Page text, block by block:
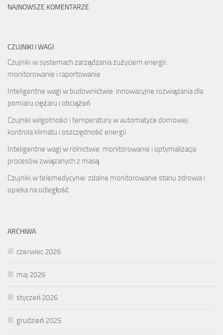
NAJNOWSZE KOMENTARZE
CZUJNIKI I WAGI
Czujniki w systemach zarządzania zużyciem energii:
monitorowanie i raportowanie
Inteligentne wagi w budownictwie: innowacyjne rozwiązania dla
pomiaru ciężaru i obciążeń
Czujniki wilgotności i temperatury w automatyce domowej:
kontrola klimatu i oszczędność energii
Inteligentne wagi w rolnictwie: monitorowanie i optymalizacja
procesów związanych z masą
Czujniki w telemedycynie: zdalne monitorowanie stanu zdrowia i
opieka na odległość
ARCHIWA
czerwiec 2026
maj 2026
styczeń 2026
grudzień 2025